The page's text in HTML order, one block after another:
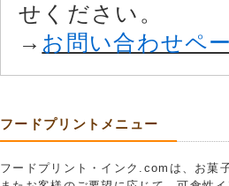
せください。
→ お問い合わせペ
フードプリントメニュー
フードプリント・インク.comは、お菓